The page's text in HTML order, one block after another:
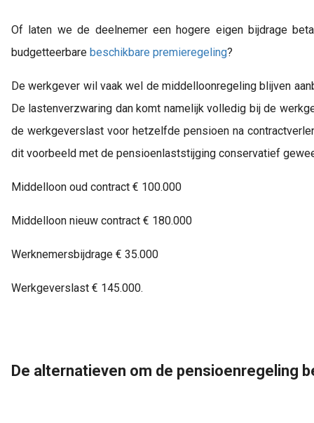
Of laten we de deelnemer een hogere eigen bijdrage
budgetteerbare beschikbare premieregeling?
De werkgever wil vaak wel de middelloonregeling blijven
De lastenverzwaring dan komt namelijk volledig bij de
de werkgeverslast voor hetzelfde pensioen na
dit voorbeeld met de pensioenlaststijging conservatief
Middelloon oud contract € 100.000
Middelloon nieuw contract € 180.000
Werknemersbijdrage € 35.000
Werkgeverslast € 145.000.
De alternatieven om de pensioenregeling
van